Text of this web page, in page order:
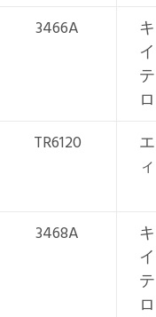
3466A
TR6120
3468A